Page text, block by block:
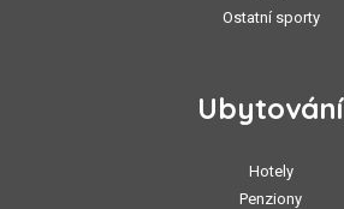
Ostatní sporty
Ubytování
Hotely
Penziony